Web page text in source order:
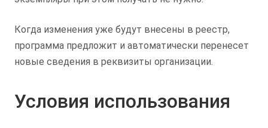
Когда изменения уже будут внесены в реестр,
программа предложит и автоматически перенесет
новые сведения в реквизиты организации.
Условия использования